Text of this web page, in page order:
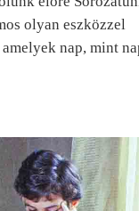
olyan eszközzel
nap, mint